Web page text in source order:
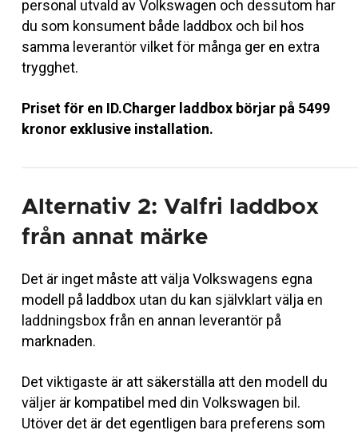
personal utvald av Volkswagen och dessutom har
du som konsument både laddbox och bil hos
samma leverantör vilket för många ger en extra
trygghet.
Priset för en ID.Charger laddbox börjar på 5499
kronor exklusive installation.
Alternativ 2: Valfri laddbox
från annat märke
Det är inget måste att välja Volkswagens egna
modell på laddbox utan du kan självklart välja en
laddningsbox från en annan leverantör på
marknaden.
Det viktigaste är att säkerställa att den modell du
väljer är kompatibel med din Volkswagen bil.
Utöver det är det egentligen bara preferens som